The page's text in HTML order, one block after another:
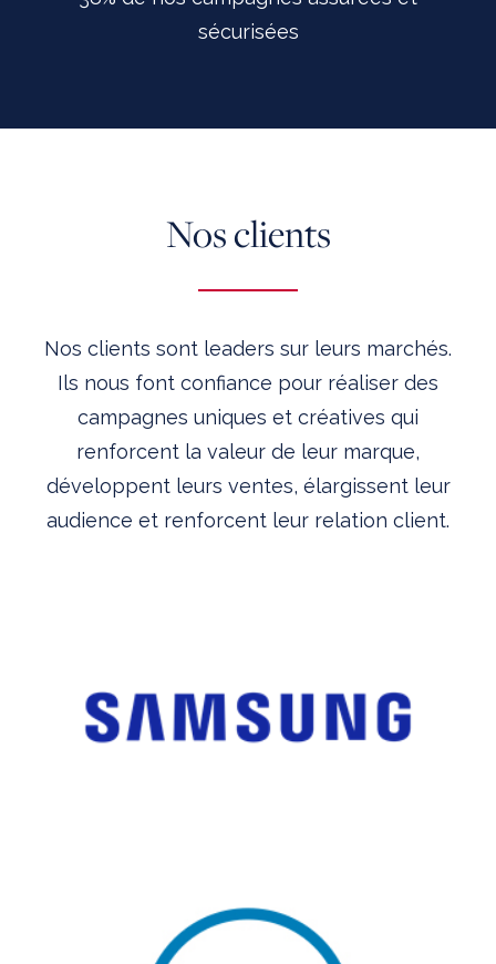
sécurisées
Nos clients
Nos clients sont leaders sur leurs marchés.
Ils nous font confiance pour réaliser des
campagnes uniques et créatives qui
renforcent la valeur de leur marque,
développent leurs ventes, élargissent leur
audience et renforcent leur relation client.